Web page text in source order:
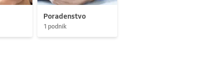
Poradenstvo
1 podnik